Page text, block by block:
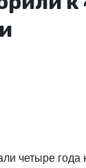
четыре года